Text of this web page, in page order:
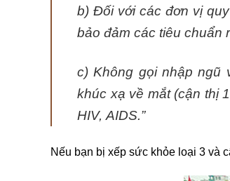
b) Đối với các đơn vị
bảo đảm các tiêu chuẩn
c) Không gọi nhập ngũ
khúc xạ về mắt (cận thị
HIV, AIDS.”
Nếu bạn bị xếp sức khỏe loại 3 và